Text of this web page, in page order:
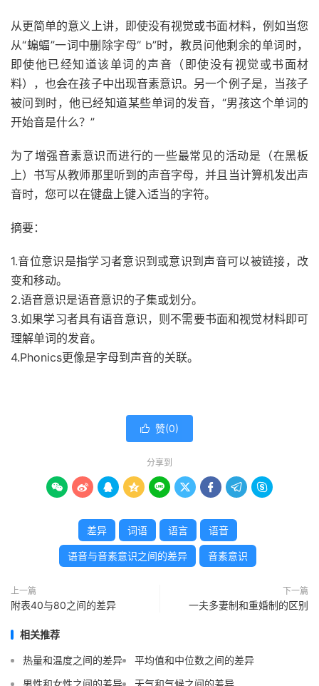
从更简单的意义上讲，即使没有视觉或书面材料，例如当您
从“蝙蝠”一词中删除字母“ b”时，教员问他剩余的单词时，
即使他已经知道该单词的声音（即使没有视觉或书面材
料），也会在孩子中出现音素意识。另一个例子是，当孩子
被问到时，他已经知道某些单词的发音，“男孩这个单词的
开始音是什么？”
为了增强音素意识而进行的一些最常见的活动是（在黑板
上）书写从教师那里听到的声音字母，并且当计算机发出声
音时，您可以在键盘上键入适当的字符。
摘要：
1.音位意识是指学习者意识到或意识到声音可以被链接，改
变和移动。
2.语音意识是语音意识的子集或划分。
3.如果学习者具有语音意识，则不需要书面和视觉材料即可
理解单词的发音。
4.Phonics更像是字母到声音的关联。
 赞(0)
分享到
        
差异 词语 语言 语音
语音与音素意识之间的差异 音素意识
上一篇
附表40与80之间的差异
下一篇
一夫多妻制和重婚制的区别
相关推荐
热量和温度之间的差异
平均值和中位数之间的差异
男性和女性之间的差异
天气和气候之间的差异